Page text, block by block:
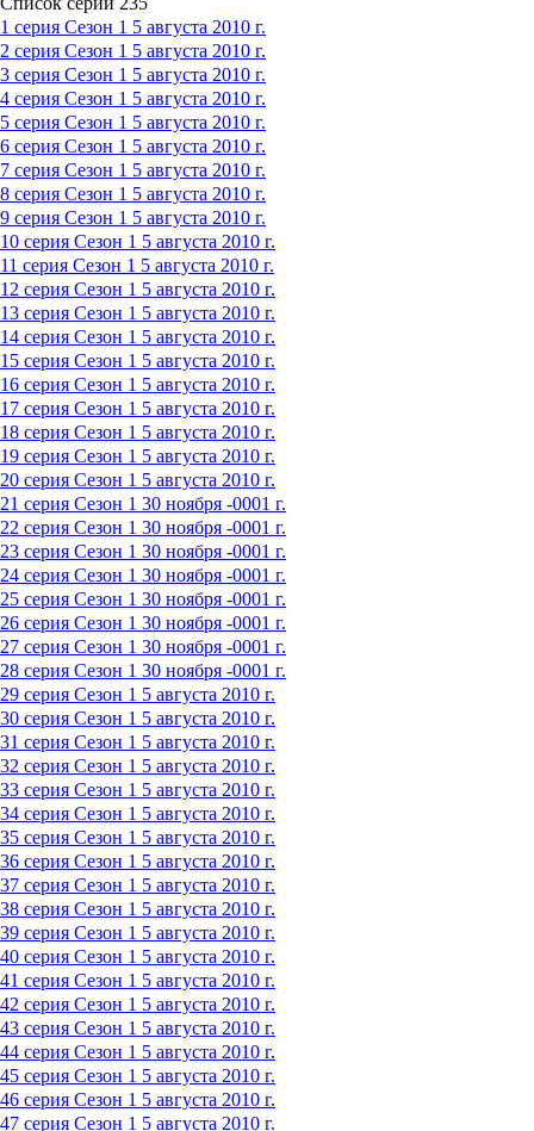
1 серия Сезон 1 5 августа 2010 г.
2 серия Сезон 1 5 августа 2010 г.
3 серия Сезон 1 5 августа 2010 г.
4 серия Сезон 1 5 августа 2010 г.
5 серия Сезон 1 5 августа 2010 г.
6 серия Сезон 1 5 августа 2010 г.
7 серия Сезон 1 5 августа 2010 г.
8 серия Сезон 1 5 августа 2010 г.
9 серия Сезон 1 5 августа 2010 г.
10 серия Сезон 1 5 августа 2010 г.
11 серия Сезон 1 5 августа 2010 г.
12 серия Сезон 1 5 августа 2010 г.
13 серия Сезон 1 5 августа 2010 г.
14 серия Сезон 1 5 августа 2010 г.
15 серия Сезон 1 5 августа 2010 г.
16 серия Сезон 1 5 августа 2010 г.
17 серия Сезон 1 5 августа 2010 г.
18 серия Сезон 1 5 августа 2010 г.
19 серия Сезон 1 5 августа 2010 г.
20 серия Сезон 1 5 августа 2010 г.
21 серия Сезон 1 30 ноября -0001 г.
22 серия Сезон 1 30 ноября -0001 г.
23 серия Сезон 1 30 ноября -0001 г.
24 серия Сезон 1 30 ноября -0001 г.
25 серия Сезон 1 30 ноября -0001 г.
26 серия Сезон 1 30 ноября -0001 г.
27 серия Сезон 1 30 ноября -0001 г.
28 серия Сезон 1 30 ноября -0001 г.
29 серия Сезон 1 5 августа 2010 г.
30 серия Сезон 1 5 августа 2010 г.
31 серия Сезон 1 5 августа 2010 г.
32 серия Сезон 1 5 августа 2010 г.
33 серия Сезон 1 5 августа 2010 г.
34 серия Сезон 1 5 августа 2010 г.
35 серия Сезон 1 5 августа 2010 г.
36 серия Сезон 1 5 августа 2010 г.
37 серия Сезон 1 5 августа 2010 г.
38 серия Сезон 1 5 августа 2010 г.
39 серия Сезон 1 5 августа 2010 г.
40 серия Сезон 1 5 августа 2010 г.
41 серия Сезон 1 5 августа 2010 г.
42 серия Сезон 1 5 августа 2010 г.
43 серия Сезон 1 5 августа 2010 г.
44 серия Сезон 1 5 августа 2010 г.
45 серия Сезон 1 5 августа 2010 г.
46 серия Сезон 1 5 августа 2010 г.
47 серия Сезон 1 5 августа 2010 г.